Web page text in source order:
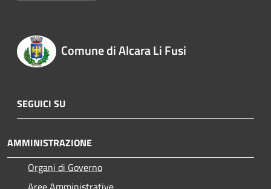
Comune di Alcara Li Fusi
SEGUICI SU
AMMINISTRAZIONE
Organi di Governo